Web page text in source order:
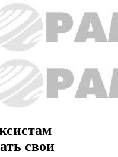
свои